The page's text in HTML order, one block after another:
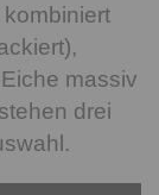
massiv
drei